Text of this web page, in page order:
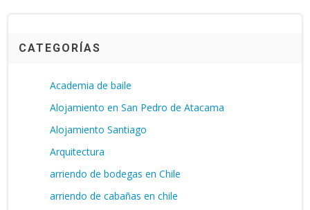
CATEGORÍAS
Academia de baile
Alojamiento en San Pedro de Atacama
Alojamiento Santiago
Arquitectura
arriendo de bodegas en Chile
arriendo de cabañas en chile